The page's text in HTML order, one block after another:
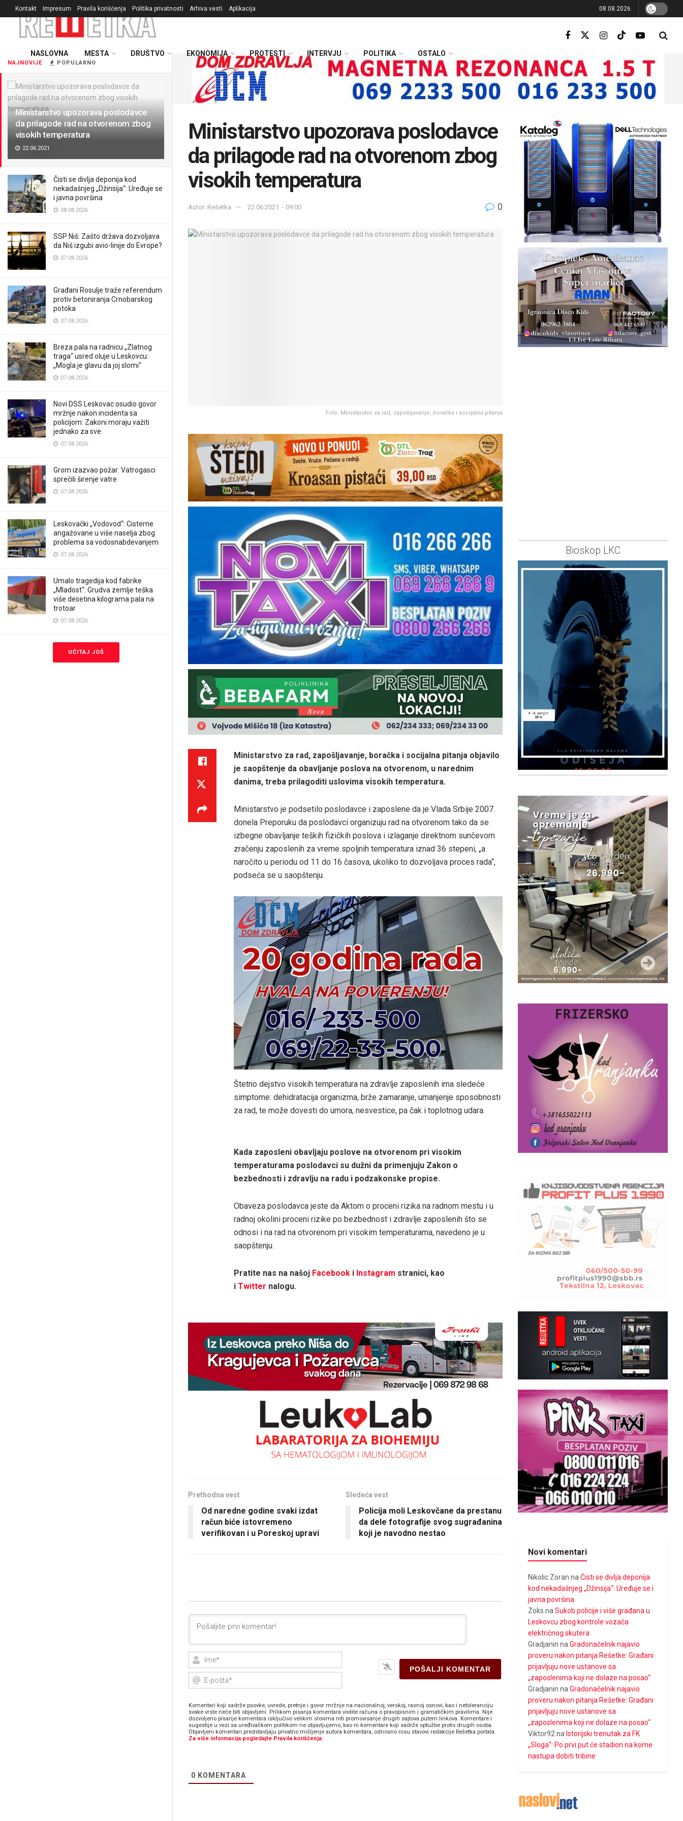
NAJNOVIJE POPULARNO
Ministarstvo upozorava poslodavce
da prilagode rad na otvorenom zbog
visokih temperatura
22.06.2021.
Čisti se divlja deponija kod
nekadašnjeg „Džinsija“: Uređuje se
i javna površina
08.08.2026.
SSP Niš: Zašto država dozvoljava
da Niš izgubi avio-linije do Evrope?
07.08.2026.
Građani Rosulje traže referendum
protiv betoniranja Crnobarskog
potoka
07.08.2026.
Breza pala na radnicu „Zlatnog
traga“ usred oluje u Leskovcu:
„Mogla je glavu da joj slomi“
07.08.2026.
Novi DSS Leskovac osudio govor
mržnje nakon incidenta sa
policijom: Zakoni moraju važiti
jednako za sve
07.08.2026.
Grom izazvao požar: Vatrogasci
sprečili širenje vatre
07.08.2026.
Leskovački „Vodovod“: Cisterne
angažovane u više naselja zbog
problema sa vodosnabdevanjem
07.08.2026.
Umalo tragedija kod fabrike
„Mladost“: Grudva zemlje teška
više desetina kilograma pala na
trotoar
07.08.2026.
UČITAJ JOŠ
Kontakt Impresum Pravila korišćenja Politika privatnosti Arhiva vesti Aplikacija 08.08.2026.
NASLOVNA MESTA DRUŠTVO EKONOMIJA PROTESTI INTERVJU POLITIKA OSTALO
Ministarstvo upozorava poslodavce
da prilagode rad na otvorenom zbog
visokih temperatura
Autor: Rešetka 22.06.2021. - 09:00 0
Foto: Ministarstvo za rad, zapošljavanje, boračka i socijalna pitanja
Ministarstvo za rad, zapošljavanje, boračka i socijalna pitanja objavilo
je saopštenje da obavljanje poslova na otvorenom, u narednim
danima, treba prilagoditi uslovima visokih temperatura.
Ministarstvo je podsetilo poslodavce i zaposlene da je Vlada Srbije 2007.
donela Preporuku da poslodavci organizuju rad na otvorenom tako da se
izbegne obavljanje teških fizičkih poslova i izlaganje direktnom sunčevom
zračenju zaposlenih za vreme spoljnih temperatura iznad 36 stepeni, „a
naročito u periodu od 11 do 16 časova, ukoliko to dozvoljava proces rada“,
podseća se u saopštenju.
Štetno dejstvo visokih temperatura na zdravlje zaposlenih ima sledeće
simptome: dehidratacija organizma, brže zamaranje, umanjenje sposobnosti
za rad, te može dovesti do umora, nesvestice, pa čak i toplotnog udara.
Kada zaposleni obavljaju poslove na otvorenom pri visokim
temperaturama poslodavci su dužni da primenjuju Zakon o
bezbednosti i zdravlju na radu i podzakonske propise.
Obaveza poslodavca jeste da Aktom o proceni rizika na radnom mestu i u
radnoj okolini proceni rizike po bezbednost i zdravlje zaposlenih što se
odnosi i na rad na otvorenom pri visokim temperaturama, navedeno je u
saopštenju.
Pratite nas na našoj Facebook i Instagram stranici, kao
i Twitter nalogu.
Prethodna vest
Od naredne godine svaki izdat
račun biće istovremeno
verifikovan i u Poreskoj upravi
Sledeća vest
Policija moli Leskovčane da prestanu
da dele fotografije svog sugrađanina
koji je navodno nestao
Ime*
E-
Komentari koji sadrže psovke, uvrede, pretnje i govor mržnje na nacionalnoj, verskoj, rasnoj osnovi, kao i netoleranciju
svake vrste neće biti objavljeni. Prilikom pisanja komentara vodite računa o pravopisnim i gramatičkim pravilima. Nije
dozvoljeno pisanje komentara isključivo velikim slovima niti promovisanje drugih sajtova putem linkova. Komentare i
sugestije u vezi sa uređivačkom politikom ne objavljujemo, kao ni komentare koji sadrže optužbe protiv drugih osoba.
Objavljeni komentari predstavljaju privatno mišljenje autora komentara, odnosno nisu stavovi redakcije Rešetka portala.
Za više informacija pogledajte Pravila korišćenja.
0 KOMENTARA
Bioskop LKC
Novi komentari
Nikolic Zoran naČisti se divlja deponija
kod nekadašnjeg „Džinsija“: Uređuje se i
javna površina
Zoks naSukob policije i više građana u
Leskovcu zbog kontrole vozača
električnog skutera
Gradjanin naGradonačelnik najavio
proveru nakon pitanja Rešetke: Građani
prijavljuju nove ustanove sa
„zaposlenima koji ne dolaze na posao“
Gradjanin naGradonačelnik najavio
proveru nakon pitanja Rešetke: Građani
prijavljuju nove ustanove sa
„zaposlenima koji ne dolaze na posao“
Viktor92 na Istorijski trenutak za FK
„Sloga“: Po prvi put će stadion na kome
nastupa dobiti tribine